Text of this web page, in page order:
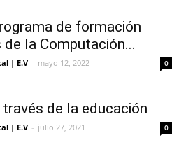
de formación
la Computación...
| E.V - mayo 12, 2022 0
de la educación
| E.V - julio 27, 2021 0